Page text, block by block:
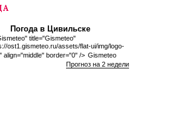
Погода в Цивильске
title="Gismeteo"
ost1.gismeteo.ru/assets/flat-ui/img/logo-
align="middle" border="0" /> Gismeteo
Прогноз на 2 недели